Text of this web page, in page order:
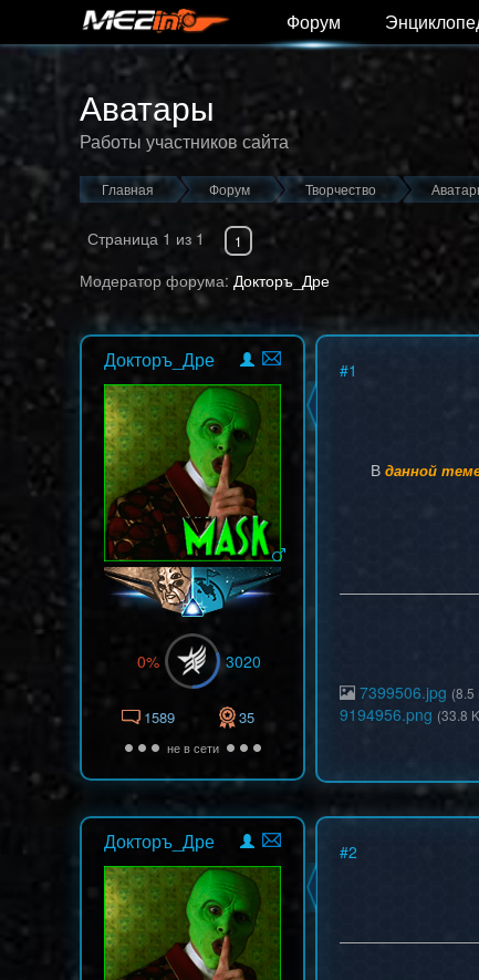
Форум
Аватары
Работы участников сайта
Главная Форум Творчество
Страница 1 из 1 1
Модератор форума: Докторъ_Дре
Докторъ_Дре
0% 3020
1589 35
не в сети
#1
В данной
7399506.jpg (8.5
9194956.png (33.8
Докторъ_Дре #2